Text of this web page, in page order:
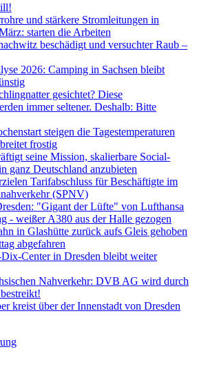
und stärkere Stromleitungen in
starten die Arbeiten
beschädigt und versuchter Raub –
2026: Camping in Sachsen bleibt
gesichtet? Diese
immer seltener. Deshalb: Bitte
steigen die Tagestemperaturen
frostig
seine Mission, skalierbare Social-
ganz Deutschland anzubieten
Tarifabschluss für Beschäftigte im
(SPNV)
"Gigant der Lüfte" von Lufthansa
- weißer A380 aus der Halle gezogen
in Glashütte zurück aufs Gleis gehoben
abgefahren
Center in Dresden bleibt weiter
Nahverkehr: DVB AG wird durch
kreist über der Innenstadt von Dresden